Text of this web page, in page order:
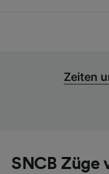
Zeiten
SNCB Züge